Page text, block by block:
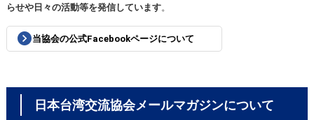
らせや日々の活動等を発信しています。
当協会の公式Facebookページについて
日本台湾交流協会メールマガジンについて